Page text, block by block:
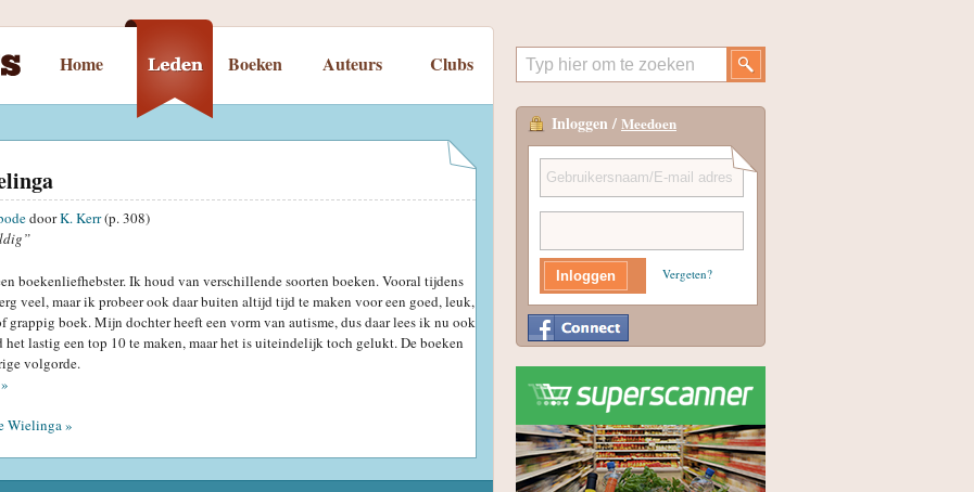
Home Boeken Auteurs Clubs
doorK. Kerr(p. 308)
boekenliefhebster. Ik houd van verschillende soorten boeken. Vooral tijdens
veel, maar ik probeer ook daar buiten altijd tijd te maken voor een goed, leuk,
grappig boek. Mijn dochter heeft een vorm van autisme, dus daar lees ik nu ook
het lastig een top 10 te maken, maar het is uiteindelijk toch gelukt. De boeken
volgorde.
»
Wielinga »
Inloggen / Meedoen
Vergeten?